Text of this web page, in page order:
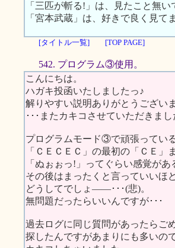
「三匹が斬る!」は、見たこと無
「宮本武蔵」は、好きで良く見て
[タイトル一覧] [TOP PAGE]
542. プログラム③使用。
こんにちは。
ハガキ投函いたしましたっ♪
解りやすい説明ありがとうございま
･･･またカキコさせていただきまし
プログラムモード③で頑張ってい
「ＣＥＣＥＣ」の最初の「ＣＥ」
「ぬぉぉっ!」ってぐらい感覚があ
その後はまったくと言っていいほ
どうしてでしょ――･･･(悲)。
無問題だったらいいんですが･･･
過去ログに同じ質問があったらご
探したんですがあまりにも多いの